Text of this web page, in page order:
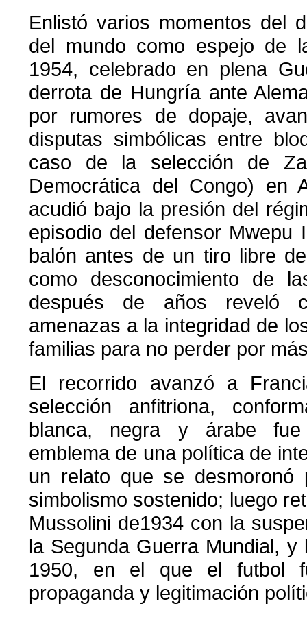
Enlistó varios momentos del
del mundo como espejo de
1954, celebrado en plena
derrota de Hungría ante
por rumores de dopaje,
disputas simbólicas entre
caso de la selección de
Democrática del Congo) en
acudió bajo la presión del
episodio del defensor Mwepu
balón antes de un tiro libre
como desconocimiento de
después de años reveló
amenazas a la integridad de
familias para no perder por
El recorrido avanzó a
selección anfitriona,
blanca, negra y árabe fue
emblema de una política de
un relato que se desmoronó
simbolismo sostenido; luego
Mussolini de1934 con la
la Segunda Guerra Mundial, y
1950, en el que el futbol
propaganda y legitimación